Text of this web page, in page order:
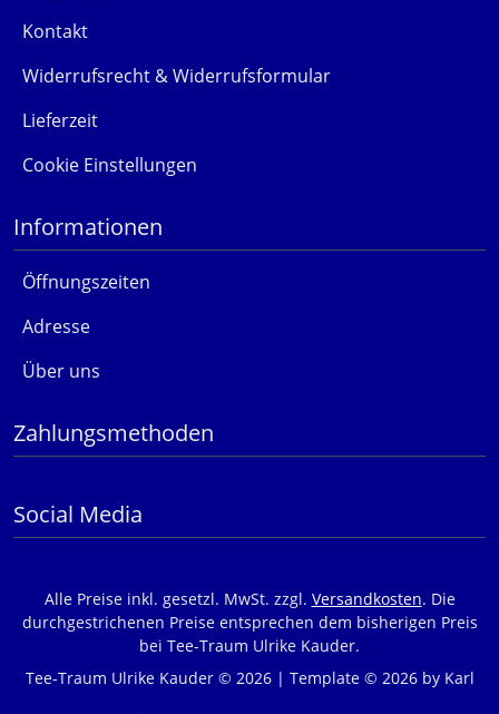
Kontakt
Widerrufsrecht & Widerrufsformular
Lieferzeit
Cookie Einstellungen
Informationen
Öffnungszeiten
Adresse
Über uns
Zahlungsmethoden
Social Media
Alle Preise inkl. gesetzl. MwSt. zzgl. Versandkosten. Die
durchgestrichenen Preise entsprechen dem bisherigen Preis
bei Tee-Traum Ulrike Kauder.
Tee-Traum Ulrike Kauder © 2026 | Template © 2026 by Karl